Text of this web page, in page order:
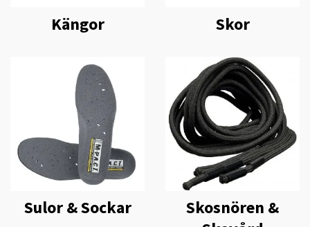
Kängor Skor
Sulor & Sockar
Skosnören &